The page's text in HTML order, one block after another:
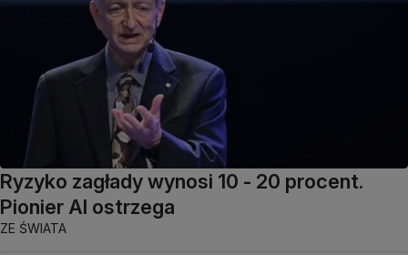
Ryzyko zagłady wynosi 10 - 20 procent.
Pionier AI ostrzega
ZE ŚWIATA